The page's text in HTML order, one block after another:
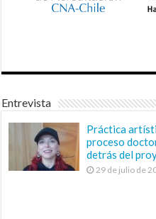
Entrevista
Práctica
proceso
detrás del
29 de julio de